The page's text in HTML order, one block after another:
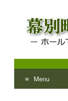
幕
ホールで行
Menu